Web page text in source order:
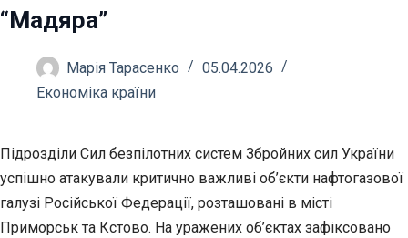
“Мадяра”
Марія Тарасенко
05.04.2026
Економіка країни
Підрозділи Сил безпілотних систем Збройних сил України
успішно атакували критично важливі об’єкти нафтогазової
галузі Російської Федерації, розташовані в місті
Приморськ та Кстово. На уражених об’єктах зафіксовано